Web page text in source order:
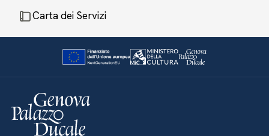
Carta dei Servizi